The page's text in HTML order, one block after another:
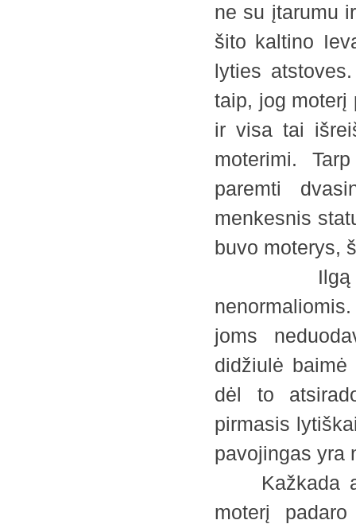
ne su įtarumu
šito kaltino
lyties
taip, jog moterį
ir visa tai
moterimi.
paremti
menkesnis
buvo moterys,
Ilgą laiką
joms
didžiulė
dėl to
pirmasis
pavojingas yra
Kažkada
moterį